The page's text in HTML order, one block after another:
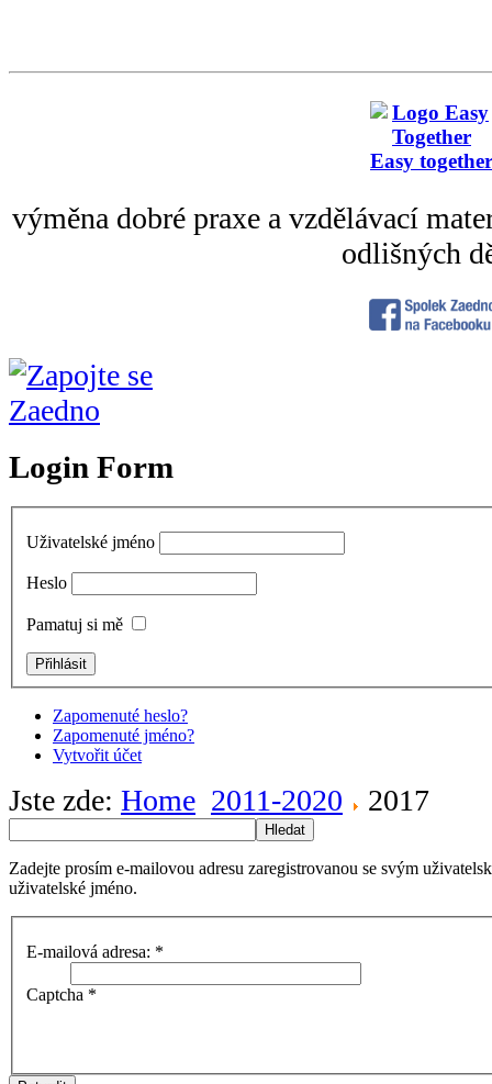
Easy together
výměna dobré praxe a vzdělávací
odlišných
Login Form
Uživatelské jméno
Heslo
Pamatuj si mě
Zapomenuté heslo?
Zapomenuté jméno?
Vytvořit účet
Jste zde: Home 2011-2020 2017
Hledat
Zadejte prosím e-mailovou adresu zaregistrovanou se svým
uživatelské jméno.
E-mailová adresa: *
Captcha *